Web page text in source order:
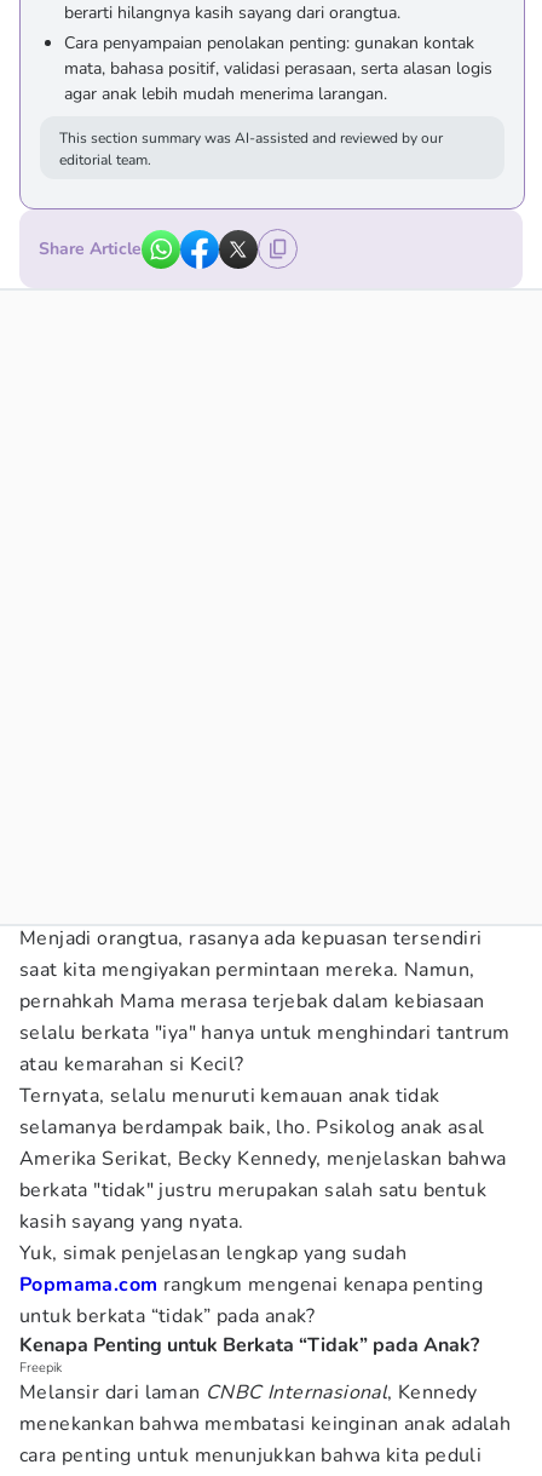
berarti hilangnya kasih sayang dari orangtua.
Cara penyampaian penolakan penting: gunakan kontak
mata, bahasa positif, validasi perasaan, serta alasan logis
agar anak lebih mudah menerima larangan.
This section summary was AI-assisted and reviewed by our
editorial team.
Share Article
Menjadi orangtua, rasanya ada kepuasan tersendiri
saat kita mengiyakan permintaan mereka. Namun,
pernahkah Mama merasa terjebak dalam kebiasaan
selalu berkata "iya" hanya untuk menghindari tantrum
atau kemarahan si Kecil?
Ternyata, selalu menuruti kemauan anak tidak
selamanya berdampak baik, lho. Psikolog anak asal
Amerika Serikat, Becky Kennedy, menjelaskan bahwa
berkata "tidak" justru merupakan salah satu bentuk
kasih sayang yang nyata.
Yuk, simak penjelasan lengkap yang sudah
Popmama.com rangkum mengenai kenapa penting
untuk berkata “tidak” pada anak?
Kenapa Penting untuk Berkata “Tidak” pada Anak?
Freepik
Melansir dari laman CNBC Internasional, Kennedy
menekankan bahwa membatasi keinginan anak adalah
cara penting untuk menunjukkan bahwa kita peduli